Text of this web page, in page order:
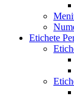
Etichete